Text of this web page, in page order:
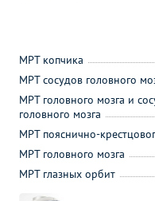
МРТ копчика
МРТ сосудов головного
МРТ головного мозга и
головного мозга
МРТ пояснично-
МРТ головного мозга
МРТ глазных орбит